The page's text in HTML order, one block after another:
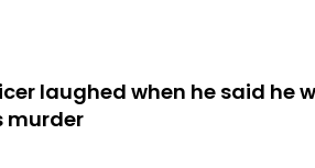
laughed when he said he
murder